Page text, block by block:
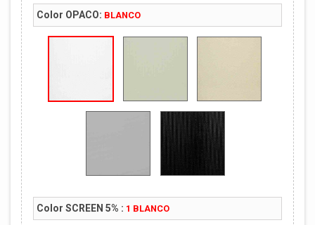
Color OPACO: BLANCO
Color SCREEN 5% : 1 BLANCO